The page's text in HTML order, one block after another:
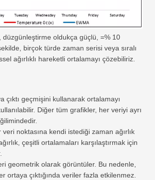
düzgünleştirme oldukça güçlü, =% 10
birçok türde zaman serisi veya sıralı
ağırlıklı hareketli ortalamayı çözebiliriz.
çıktı geçmişini kullanarak ortalamayı
Diğer tüm grafikler, her veriyi ayrı
veri noktasına kendi istediği zaman ağırlık
çeşitli ortalamaları karşılaştırmak için
geometrik olarak görüntüler. Bu nedenle,
ortaya çıktığında veriler fazla etkilenmez.